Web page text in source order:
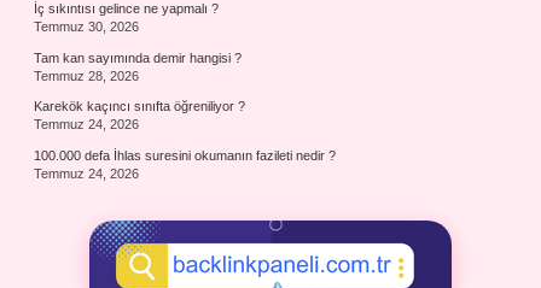
İç sıkıntısı gelince ne yapmalı ?
Temmuz 30, 2026
Tam kan sayımında demir hangisi ?
Temmuz 28, 2026
Karekök kaçıncı sınıfta öğreniliyor ?
Temmuz 24, 2026
100.000 defa İhlas suresini okumanın fazileti nedir ?
Temmuz 24, 2026